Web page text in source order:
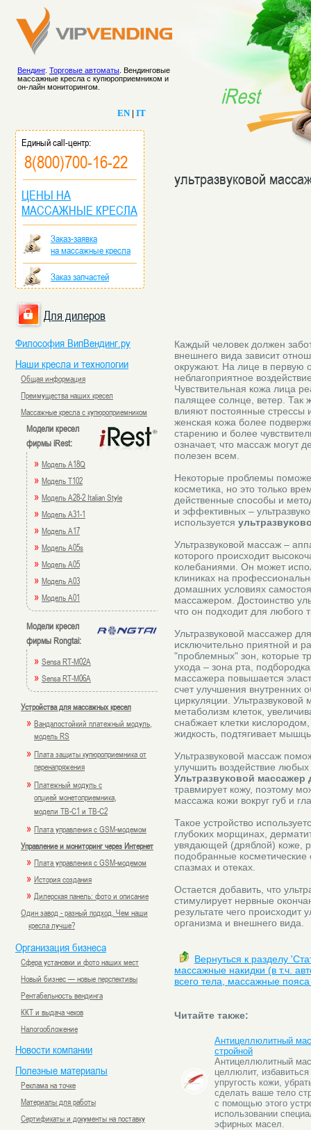
EN| IT
Вендинг. Торговые автоматы . Вендинговые
массажные кресла с купюроприемником и
он-лайн мониторингом.
iRest
Единый call-центр:
8(800)700-16-22
ЦЕНЫ НА
МАССАЖНЫЕ КРЕСЛА
Заказ-заявка
на массажные кресла
Заказ запчастей
Для дилеров
Философия ВипВендинг.ру
Наши кресла и технологии
Общая информация
Преимущества наших кресел
Массажные кресла с купюроприемником
Модели кресел
фирмы iRest:
» Модель A18Q
» Модель T102
» Модель A28-2 Italian Style
» Модель A31-1
» Модель A17
» Модель A05s
» Модель A05
» Модель A03
» Модель A01
Модели кресел
фирмы Rongtai:
» Sensa RT-M02A
» Sensa RT-M06A
Устройства для массажных кресел
» Вандалостойкий платежный модуль,
модель RS
» Плата защиты купюроприемника от
перенапряжения
» Платежный модуль с
опцией монетоприемника,
модели TB-C1 и TB-C2
» Плата управления с GSM-модемом
Управление и мониторинг через Интернет
» Плата управления с GSM-модемом
» История создания
» Дилерская панель: фото и описание
Один завод - разный подход. Чем наши
кресла лучше?
Организация бизнеса
Сфера установки и фото наших мест
Новый бизнес — новые перспективы
Рентабельность вендинга
ККТ и выдача чеков
Налогообложение
Новости компании
Полезные материалы
Реклама на точке
Материалы для работы
Сертификаты и документы на поставку
ультразвуковой
Каждый человек должен
внешнего вида зависит
окружают. На лице в первую
неблагоприятное
Чувствительная кожа лица
палящее солнце, ветер. Так
влияют постоянные стрессы
женская кожа более
старению и более
означает, что массаж могут
полезен всем.
Некоторые проблемы
косметика, но это только
действенные способы и
и эффективных –
используется
Ультразвуковой массаж –
которого происходит
колебаниями. Он может
клиниках на
домашних условиях
массажером. Достоинство
что он подходит для любого
Ультразвуковой массажер
исключительно приятной и
"проблемных" зон, которые
ухода – зона рта,
массажера повышается
счет улучшения внутренних
циркуляции.
метаболизм клеток,
снабжает клетки
жидкость, подтягивает
Ультразвуковой массаж
улучшить воздействие любых
Ультразвуковой массажер
травмирует кожу, поэтому
массажа кожи вокруг губ и
Такое устройство
глубоких морщинах,
увядающей (дряблой) коже,
подобранные
спазмах и отеках.
Остается добавить, что
стимулирует нервные
результате чего
организма и внешнего вида.
Вернуться к разделу
массажные накидки (в т.ч.
всего тела, массажные
Читайте также:
Антицеллюлитный
стройной
Антицеллюлитный
целлюлит,
упругость кожи,
сделать ваше тело
с помощью этого
использовании
эфирных масел.